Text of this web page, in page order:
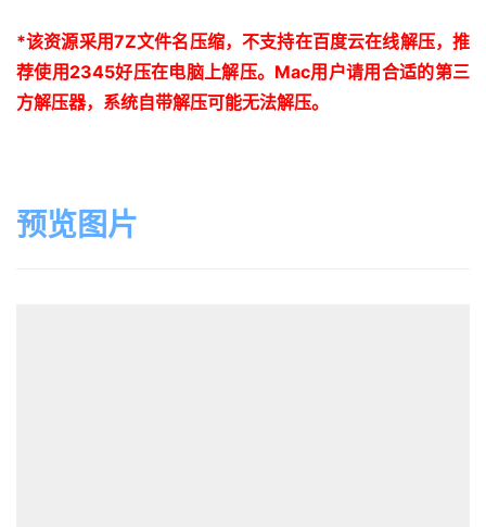
*该资源采用7Z文件名压缩，不支持在百度云在线解压，推
荐使用2345好压在电脑上解压。 Mac用户请用合适的第三
方解压器，系统自带解压可能无法解压。
预览图片